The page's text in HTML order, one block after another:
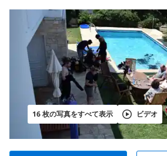
16 枚の写真をすべて表示 ビデオ